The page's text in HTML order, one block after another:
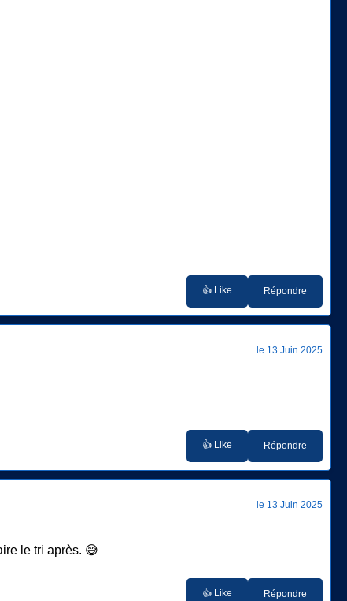
👍 Like Répondre
le 13 Juin 2025
👍 Like Répondre
le 13 Juin 2025
le tri après. 😅
👍 Like Répondre